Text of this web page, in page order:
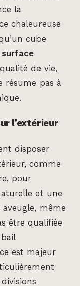
la
chaleureuse
cube
surface
de vie,
résume pas à
l’extérieur
disposer
comme
pour
et une
même
être qualifiée
est majeur